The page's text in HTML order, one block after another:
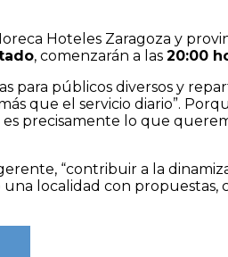
Hoteles Zaragoza y
, comenzarán a las 20:00
para públicos diversos y
que el servicio diario”.
precisamente lo que
“contribuir a la
localidad con propuestas,